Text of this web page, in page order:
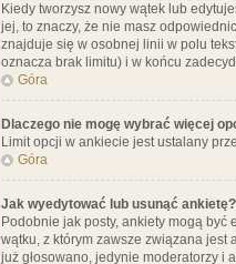
Kiedy tworzysz nowy wątek lub
jej, to znaczy, że nie masz
znajduje się w osobnej linii w polu
oznacza brak limitu) i w końcu
Góra
Dlaczego nie mogę wybrać więcej
Limit opcji w ankiecie jest ustalany
Góra
Jak wyedytować lub usunąć ankietę?
Podobnie jak posty, ankiety mogą
wątku, z którym zawsze związana jest
już głosowano, jedynie moderatorzy i